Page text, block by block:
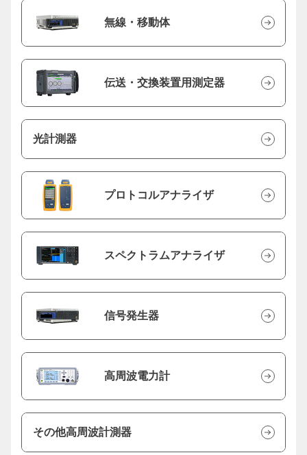
無線・移動体
伝送・交換装置用測定器
光計測器
プロトコルアナライザ
スペクトラムアナライザ
信号発生器
高周波電力計
その他高周波計測器